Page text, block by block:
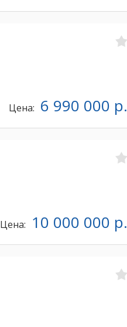
Цена: 6 990 000 р.
Цена: 10 000 000 р.